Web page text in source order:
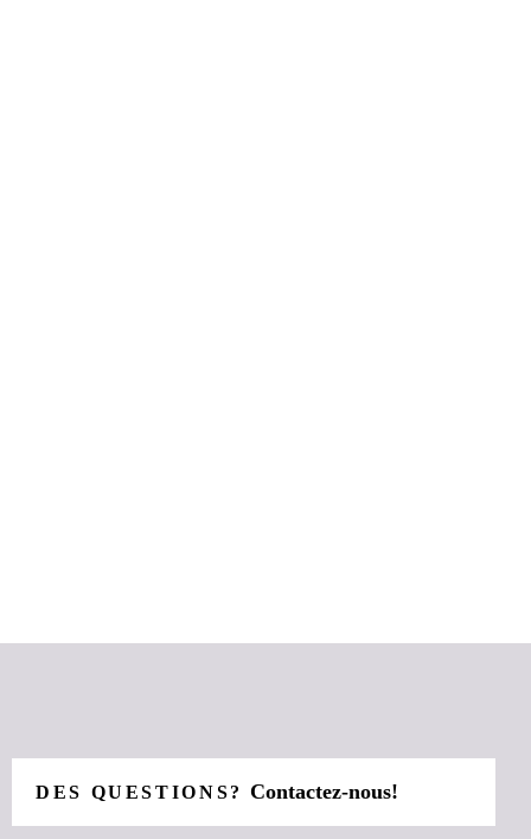
DES QUESTIONS?Contactez-nous!